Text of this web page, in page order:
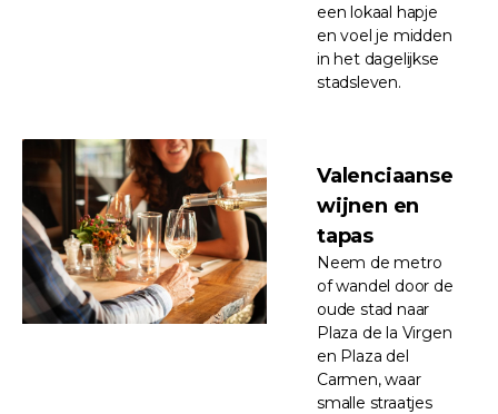
een lokaal hapje
en voel je midden
in het dagelijkse
stadsleven.
Valenciaanse
wijnen en
tapas
Neem de metro
of wandel door de
oude stad naar
Plaza de la Virgen
en Plaza del
Carmen, waar
smalle straatjes